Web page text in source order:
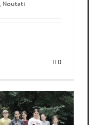
, Noutati
0